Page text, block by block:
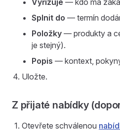
Vyřizuje — kdo má
Splnit do — termín
Položky — produkty a
je stejný).
Popis — kontext,
Uložte.
Z přijaté nabídky
Otevřete schválenou